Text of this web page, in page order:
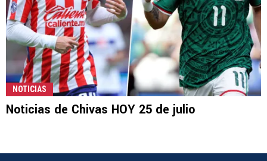
NOTICIAS
Noticias de Chivas HOY 25 de julio